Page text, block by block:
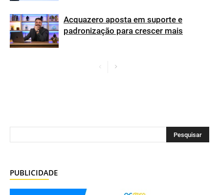
Acquazero aposta em suporte e
padronização para crescer mais
PUBLICIDADE